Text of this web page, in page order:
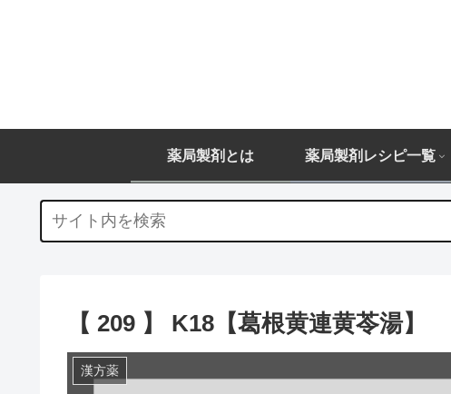
薬局製剤とは 薬局製剤レシピ一覧
【 209 】 K18【葛根黄連黄苓湯】
漢方薬